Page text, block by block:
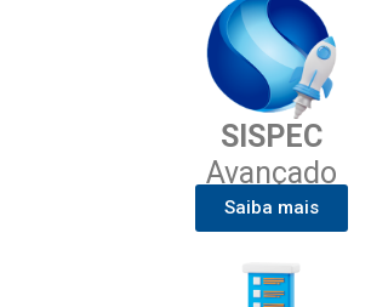
SISPEC
Avançado
Saiba mais